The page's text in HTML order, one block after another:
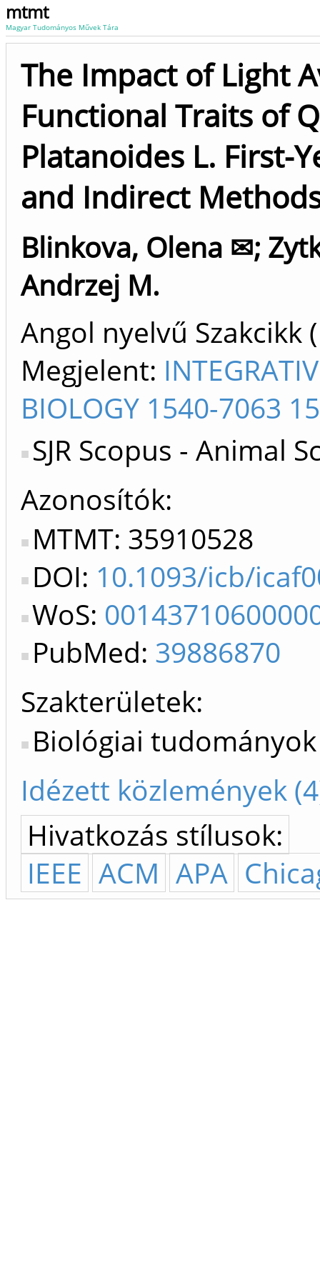
mtmt
Magyar Tudományos Művek Tára
The Impact of Light
Functional Traits of
Platanoides L. First-
and Indirect
Blinkova, Olena ✉;
Andrzej M.
Angol nyelvű
Megjelent:
BIOLOGY 1540-7063
SJR Scopus - Animal
Azonosítók
MTMT: 35910528
DOI: 10.1093/icb/
WoS:
PubMed: 39886870
Szakterületek:
Biológiai tudományok
Idézett közlemények
Hivatkozás stílusok:
IEEE ACM APA